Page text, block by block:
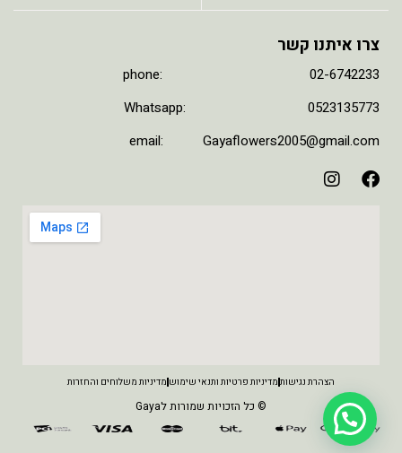
צרו איתנו קשר
phone: 02-6742233
Whatsapp: 0523135773
email: Gayaflowers2005@gmail.com
הצהרת נגישות מדיניות פרטיות ותנאי שימוש מדיניות משלוחים והחזרות
© כל הזכויות שמורות לGaya